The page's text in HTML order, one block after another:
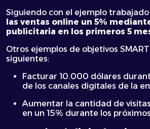
Siguiendo con el ejemplo trabajado
las ventas online un 5%
publicitaria en los primeros 5
Otros ejemplos de objetivos
siguientes:
Facturar 10.000 dólares
de los canales digitales de la
Aumentar la cantidad de
en un 15% durante los